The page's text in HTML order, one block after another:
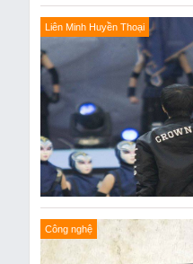
Liên Minh Huyền Thoại
Công nghệ